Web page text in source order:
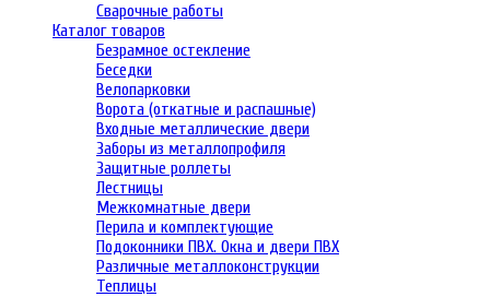
Сварочные работы
Каталог товаров
Безрамное остекление
Беседки
Велопарковки
Ворота (откатные и распашные)
Входные металлические двери
Заборы из металлопрофиля
Защитные роллеты
Лестницы
Межкомнатные двери
Перила и комплектующие
Подоконники ПВХ. Окна и двери ПВХ
Различные металлоконструкции
Теплицы